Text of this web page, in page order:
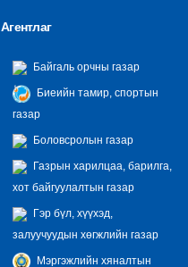
Агентлаг
Байгаль орчны газар
Биеийн тамир, спортын
газар
Боловсролын газар
Газрын харилцаа, барилга,
хот байгуулалтын газар
Гэр бүл, хүүхэд,
залуучуудын хөгжлийн газар
Мэргэжлийн хяналтын